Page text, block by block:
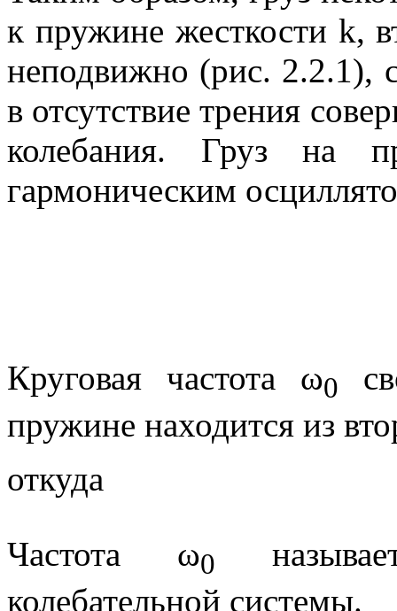
к пружине жесткости k,
неподвижно (рис. 2.2.1),
в отсутствие трения
колебания. Груз на
гармоническим
Круговая частота ω0
пружине находится из
откуда
Частота ω0
колебательной системы.